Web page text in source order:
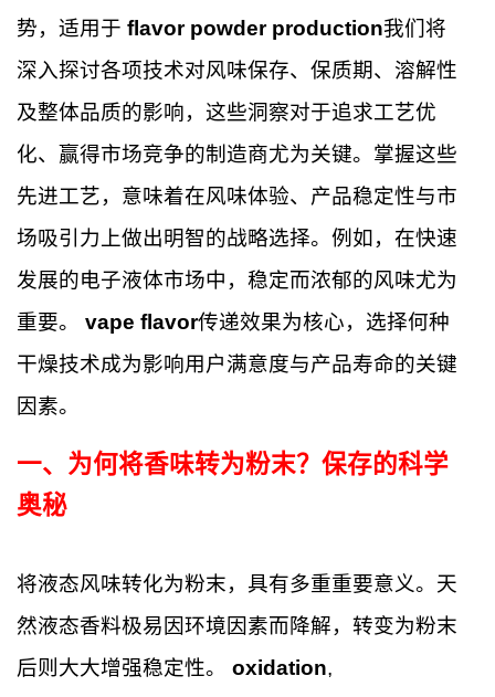
势，适用于 flavor powder production我们将
深入探讨各项技术对风味保存、保质期、溶解性
及整体品质的影响，这些洞察对于追求工艺优
化、赢得市场竞争的制造商尤为关键。掌握这些
先进工艺，意味着在风味体验、产品稳定性与市
场吸引力上做出明智的战略选择。例如，在快速
发展的电子液体市场中，稳定而浓郁的风味尤为
重要。 vape flavor传递效果为核心，选择何种
干燥技术成为影响用户满意度与产品寿命的关键
因素。
一、 为何将香味转为粉末？保存的科学
奥秘
将液态风味转化为粉末，具有多重重要意义。天
然液态香料极易因环境因素而降解，转变为粉末
后则大大增强稳定性。 oxidation,